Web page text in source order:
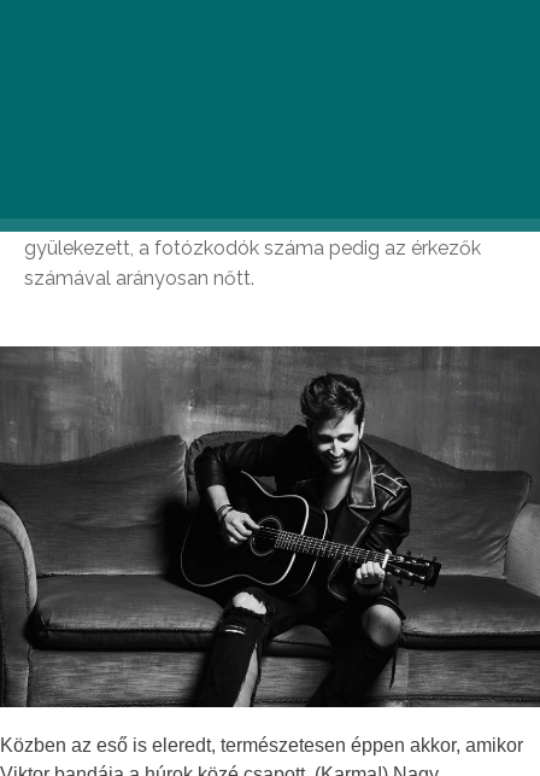
finom üdvözlőital is belefért az időbe. A tömeg lassan
gyülekezett, a fotózkodók száma pedig az érkezők
számával arányosan nőtt.
Közben az eső is eleredt, természetesen éppen akkor, amikor